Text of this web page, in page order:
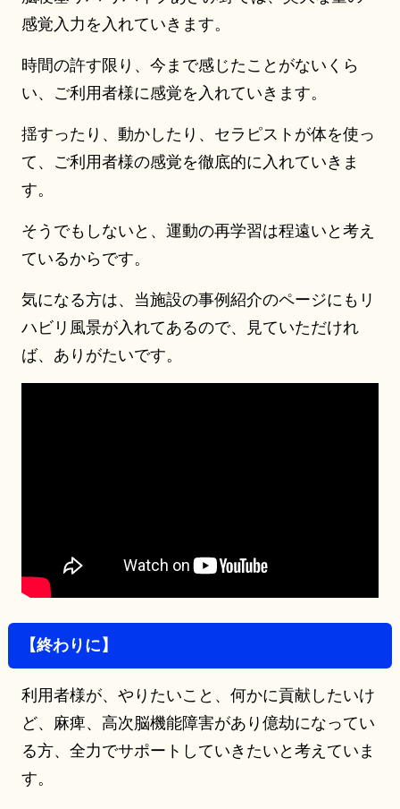
感覚入力を入れていきます。
時間の許す限り、今まで感じたことがないくら
い、ご利用者様に感覚を入れていきます。
揺すったり、動かしたり、セラピストが体を使っ
て、ご利用者様の感覚を徹底的に入れていきま
す。
そうでもしないと、運動の再学習は程遠いと考え
ているからです。
気になる方は、当施設の事例紹介のページにもリ
ハビリ風景が入れてあるので、見ていただけれ
ば、ありがたいです。
【終わりに】
利用者様が、やりたいこと、何かに貢献したいけ
ど、麻痺、高次脳機能障害があり億劫になってい
る方、全力でサポートしていきたいと考えていま
す。